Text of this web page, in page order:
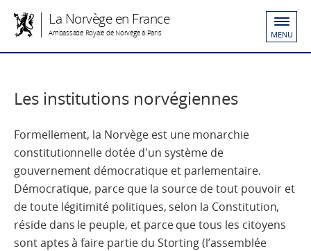
La Norvège en France
Ambassade Royale de Norvège à Paris MENU
Les institutions norvégiennes
Formellement, la Norvège est une monarchie
constitutionnelle dotée d'un système de
gouvernement démocratique et parlementaire.
Démocratique, parce que la source de tout pouvoir et
de toute légitimité politiques, selon la Constitution,
réside dans le peuple, et parce que tous les citoyens
sont aptes à faire partie du Storting (l’assemblée